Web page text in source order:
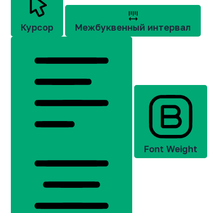
Курсор Межбуквенный интервал
Font Weight